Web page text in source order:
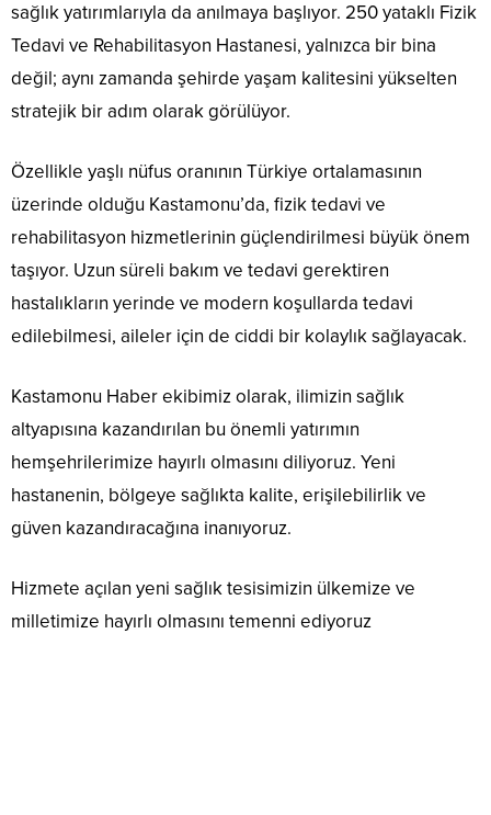
sağlık yatırımlarıyla da anılmaya başlıyor. 250 yataklı Fizik
Tedavi ve Rehabilitasyon Hastanesi, yalnızca bir bina
değil; aynı zamanda şehirde yaşam kalitesini yükselten
stratejik bir adım olarak görülüyor.
Özellikle yaşlı nüfus oranının Türkiye ortalamasının
üzerinde olduğu Kastamonu’da, fizik tedavi ve
rehabilitasyon hizmetlerinin güçlendirilmesi büyük önem
taşıyor. Uzun süreli bakım ve tedavi gerektiren
hastalıkların yerinde ve modern koşullarda tedavi
edilebilmesi, aileler için de ciddi bir kolaylık sağlayacak.
Kastamonu Haber ekibimiz olarak, ilimizin sağlık
altyapısına kazandırılan bu önemli yatırımın
hemşehrilerimize hayırlı olmasını diliyoruz. Yeni
hastanenin, bölgeye sağlıkta kalite, erişilebilirlik ve
güven kazandıracağına inanıyoruz.
Hizmete açılan yeni sağlık tesisimizin ülkemize ve
milletimize hayırlı olmasını temenni ediyoruz